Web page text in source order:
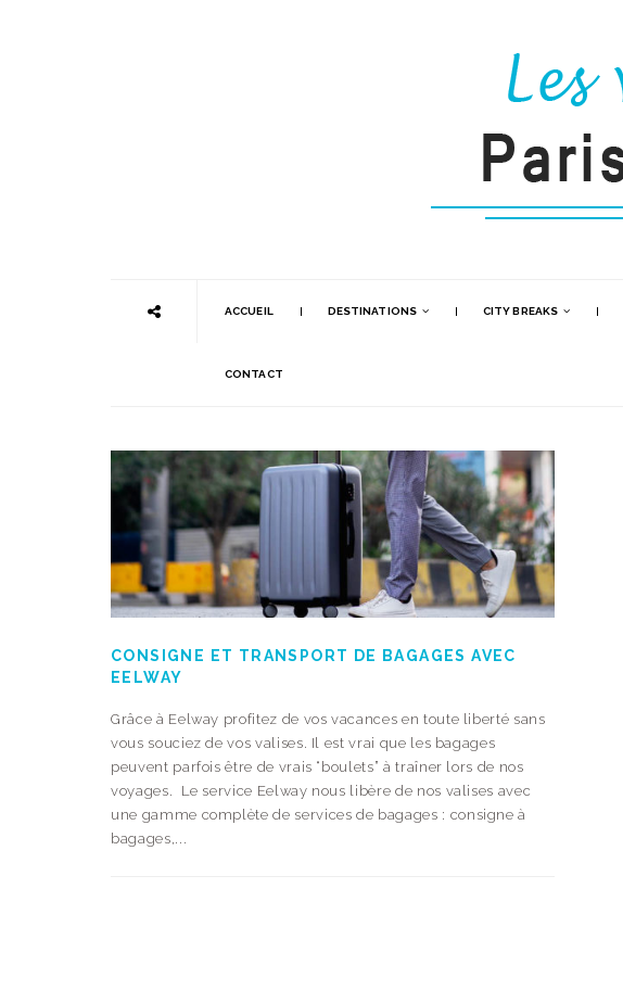
ACCUEIL DESTINATIONS CITY BREAKS
CONTACT
CONSIGNE ET TRANSPORT DE BAGAGES AVEC
EELWAY
Grâce à Eelway profitez de vos vacances en toute liberté sans
vous souciez de vos valises. Il est vrai que les bagages
peuvent parfois être de vrais “boulets” à traîner lors de nos
voyages. Le service Eelway nous libère de nos valises avec
une gamme complète de services de bagages : consigne à
bagages,...